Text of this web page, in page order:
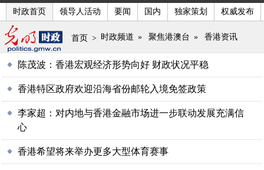
时政首页 领导人活动 要闻 国内 独家策划 权威发布
首页 > 时政频道 » 聚焦港澳台 » 香港资讯
陈茂波：香港宏观经济形势向好 财政状况平稳
香港特区政府欢迎沿海省份邮轮入境免签政策
李家超：对内地与香港金融市场进一步联动发展充满信
心
香港希望将来举办更多大型体育赛事